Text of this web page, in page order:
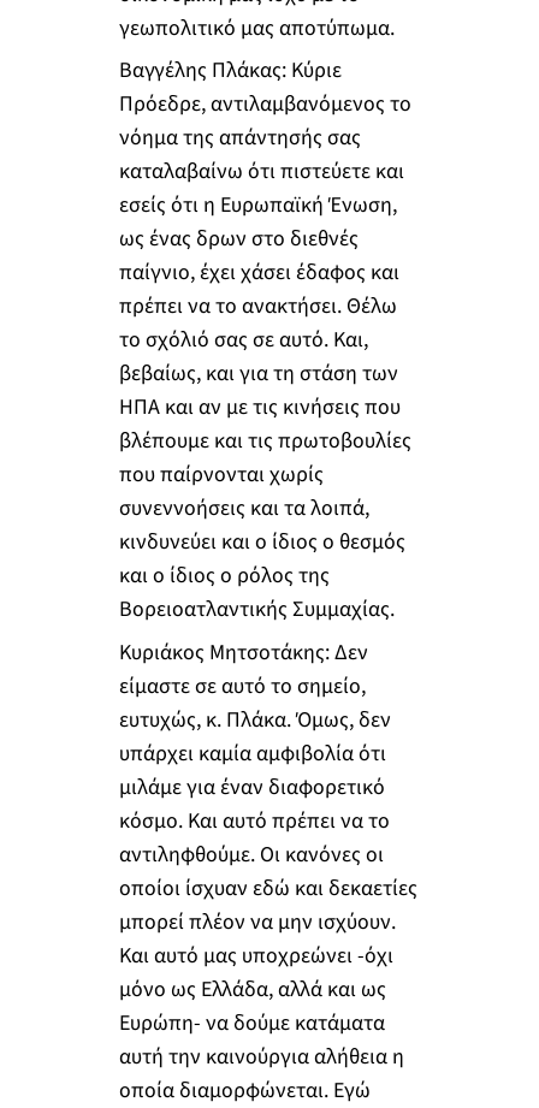
γεωπολιτικό μας αποτύπωμα.
Βαγγέλης Πλάκας: Κύριε
Πρόεδρε, αντιλαμβανόμενος το
νόημα της απάντησής σας
καταλαβαίνω ότι πιστεύετε και
εσείς ότι η Ευρωπαϊκή Ένωση,
ως ένας δρων στο διεθνές
παίγνιο, έχει χάσει έδαφος και
πρέπει να το ανακτήσει. Θέλω
το σχόλιό σας σε αυτό. Και,
βεβαίως, και για τη στάση των
ΗΠΑ και αν με τις κινήσεις που
βλέπουμε και τις πρωτοβουλίες
που παίρνονται χωρίς
συνεννοήσεις και τα λοιπά,
κινδυνεύει και ο ίδιος ο θεσμός
και ο ίδιος ο ρόλος της
Βορειοατλαντικής Συμμαχίας.
Κυριάκος Μητσοτάκης: Δεν
είμαστε σε αυτό το σημείο,
ευτυχώς, κ. Πλάκα. Όμως, δεν
υπάρχει καμία αμφιβολία ότι
μιλάμε για έναν διαφορετικό
κόσμο. Και αυτό πρέπει να το
αντιληφθούμε. Οι κανόνες οι
οποίοι ίσχυαν εδώ και δεκαετίες
μπορεί πλέον να μην ισχύουν.
Και αυτό μας υποχρεώνει -όχι
μόνο ως Ελλάδα, αλλά και ως
Ευρώπη- να δούμε κατάματα
αυτή την καινούργια αλήθεια η
οποία διαμορφώνεται. Εγώ